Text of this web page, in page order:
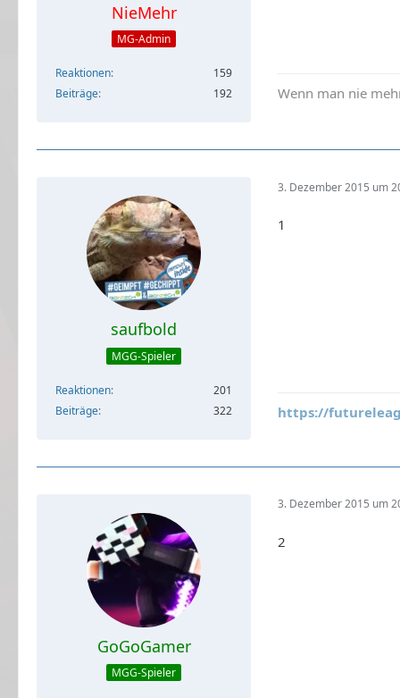
NieMehr
MG-Admin
Reaktionen
159
Beiträge
192 Wenn man nie
saufbold
MGG-Spieler
Reaktionen
201
Beiträge
322
3. Dezember 2015 um
1
https://
GoGoGamer
MGG-Spieler
3. Dezember 2015 um
2